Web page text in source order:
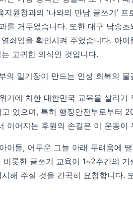
지원청과의 ‘나와의 만남 글쓰기’
를 거두었습니다. 또한 대구 남송
쇠임을 확인시켜 주었습니다. 아
고귀한 의식인 것입니다.
의 일기장이 만드는 인성 회복의 물
기에 처한 대한민국 교육을 살리
있으며, 특히 행정안전부로부터
이어지는 후원의 손길은 이 운동
이들, 어두운 그늘 아래 두려움에
롯한 글쓰기 교육이 1~2주간의
시해 주실 것을 간곡히 요청합니다